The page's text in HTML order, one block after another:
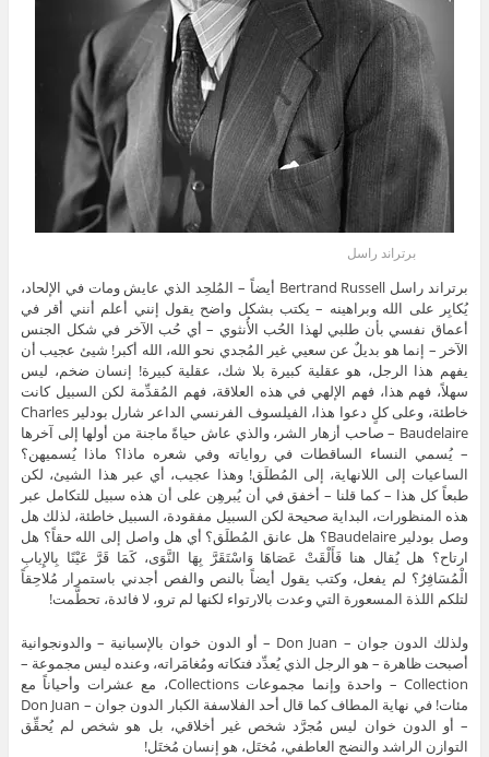
برتراند راسل
برتراند راسل Bertrand Russell أيضاً – المُلحِد الذي عايش ومات في الإلحاد،
يُكابِر على الله وبراهينه – يكتب بشكل واضح يقول إنني أعلم أنني أقر في
أعماق نفسي بأن طلبي لهذا الحُب الأُنثوي – أي حُب الآخر في شكل الجنس
الآخر – إنما هو بديلٌ عن سعيي غير المُجدي نحو الله، الله أكبر! شيئ عجيب أن
يفهم هذا الرجل، هو عقلية كبيرة بلا شك، عقلية كبيرة! إنسان ضخم، ليس
سهلاً، فهم هذا، فهم الإلهي في هذه العلاقة، فهم المُقدِّمة لكن السبيل كانت
خاطئة، وعلى كلٍ دعوا هذا، الفيلسوف الفرنسي الداعر شارل بودلير Charles
Baudelaire – صاحب أزهار الشر، والذي عاش حياةً ماجنة من أولها إلى آخرها
– يُسمي النساء الساقطات في رواياته وفي شعره ماذا؟ ماذا يُسميهن؟
الساعيات إلى اللانهاية، إلى المُطلَق! وهذا عجيب، أي عبر هذا الشيئ، لكن
طبعاً كل هذا – كما قلنا – أخفق في أن يُبرهِن على أن هذه سبيل للتكامل عبر
هذه المنظورات، البداية صحيحة لكن السبيل مفقودة، السبيل خاطئة، لذلك هل
وصل بودلير Baudelaire؟ هل عانق المُطلَق؟ أي هل واصل إلى الله حقاً؟ هل
ارتاح؟ هل يُقال هنا فَأَلْقَتْ عَصَاهَا وَاسْتَقَرَّ بِهَا النَّوَى، كَمَا قَرَّ عَيْنًا بِالإِيابِ
الْمُسَافِرُ؟ لم يفعل، وكتب يقول أيضاً بالنص والفص أجدني باستمرار مُلاحِقاً
لتلكم اللذة المسعورة التي وعدت بالارتواء لكنها لم ترو، لا فائدة، تحطَّمت!
ولذلك الدون جوان – Don Juan – أو الدون خوان بالإسبانية – والدونجوانية
أصبحت ظاهرة – هو الرجل الذي يُعدِّد فتكاته ومُغامَراته، وعنده ليس مجموعة –
Collection – واحدة وإنما مجموعات Collections، مع عشرات وأحياناً مع
مئات! في نهاية المطاف كما قال أحد الفلاسفة الكبار الدون جوان – Don Juan
– أو الدون خوان ليس مُجرَّد شخص غير أخلاقي، بل هو شخص لم يُحقِّق
التوازن الراشد والنضج العاطفي، مُختَل، هو إنسان مُختَل!